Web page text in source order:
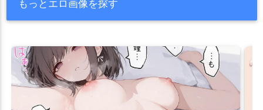
もっとエロ画像を探す